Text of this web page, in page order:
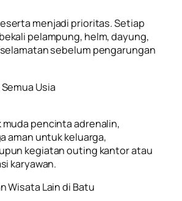
menjadi prioritas. Setiap
pelampung, helm, dayung,
sebelum pengarungan
Usia
muda pencinta adrenalin,
aman untuk keluarga,
kegiatan outing kantor atau
karyawan.
Wisata Lain di Batu